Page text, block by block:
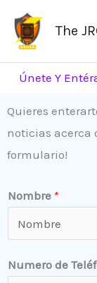
contenido
The
Únete Y
Quieres
noticias acerca
formulario!
¿
t
Nombre *
o
Numero de